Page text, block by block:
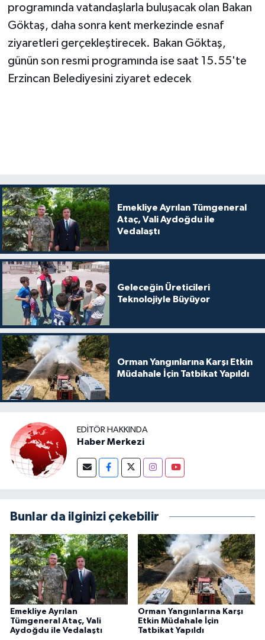
programında vatandaşlarla buluşacak olan Bakan
Göktaş, daha sonra kent merkezinde esnaf
ziyaretleri gerçekleştirecek. Bakan Göktaş,
günün son resmi programında ise saat 15.55'te
Erzincan Belediyesini ziyaret edecek
Emekliye Ayrılan Tümgeneral
Ataç, Vali Aydoğdu ile
Vedalaştı
Geleceğin Üreticileri
Teknolojiyle Büyüyor
Orman Yangınlarına Karşı Etkin
Müdahale İçin Tatbikat Yapıldı
EDITÖR HAKKINDA
Haber Merkezi
Bunlar da ilginizi çekebilir
Emekliye Ayrılan
Tümgeneral Ataç, Vali
Aydoğdu ile Vedalaştı
Orman Yangınlarına Karşı
Etkin Müdahale İçin
Tatbikat Yapıldı